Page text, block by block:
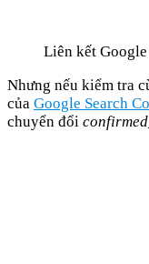
Liên kết
Nhưng nếu kiểm tra
của Google Search
chuyển đổi